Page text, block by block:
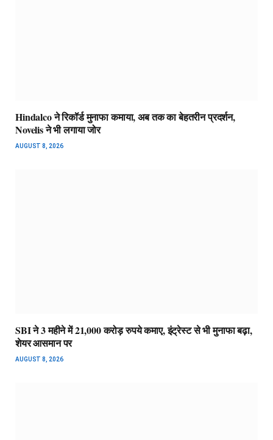
Hindalco ने रिकॉर्ड मुनाफा कमाया, अब तक का बेहतरीन प्रदर्शन,
Novelis ने भी लगाया जोर
AUGUST 8, 2026
SBI ने 3 महीने में 21,000 करोड़ रुपये कमाए, इंट्रेस्ट से भी मुनाफा बढ़ा,
शेयर आसमान पर
AUGUST 8, 2026